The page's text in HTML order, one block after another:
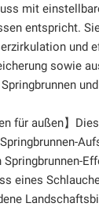
mit
entspricht.
und
sowie
für außen】
Springbrunnen-
eines